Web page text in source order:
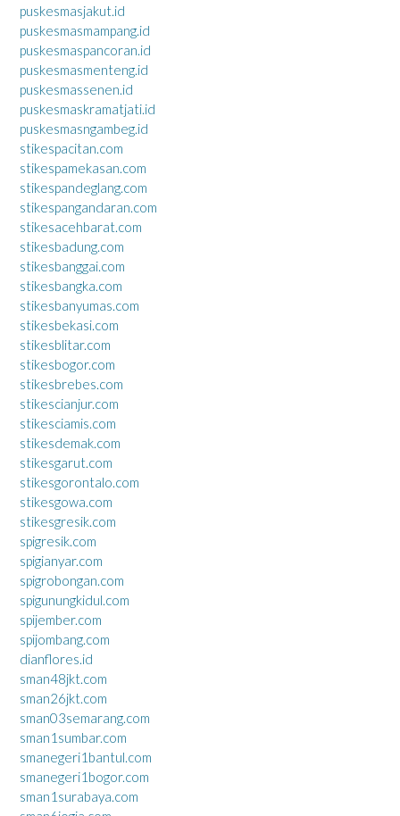
puskesmasjakut.id
puskesmasmampang.id
puskesmaspancoran.id
puskesmasmenteng.id
puskesmassenen.id
puskesmaskramatjati.id
puskesmasngambeg.id
stikespacitan.com
stikespamekasan.com
stikespandeglang.com
stikespangandaran.com
stikesacehbarat.com
stikesbadung.com
stikesbanggai.com
stikesbangka.com
stikesbanyumas.com
stikesbekasi.com
stikesblitar.com
stikesbogor.com
stikesbrebes.com
stikescianjur.com
stikesciamis.com
stikesdemak.com
stikesgarut.com
stikesgorontalo.com
stikesgowa.com
stikesgresik.com
spigresik.com
spigianyar.com
spigrobongan.com
spigunungkidul.com
spijember.com
spijombang.com
dianflores.id
sman48jkt.com
sman26jkt.com
sman03semarang.com
sman1sumbar.com
smanegeri1bantul.com
smanegeri1bogor.com
sman1surabaya.com